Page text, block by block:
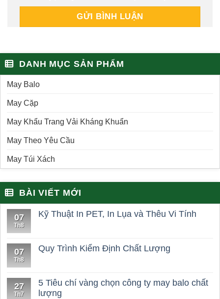
DANH MỤC SẢN PHẨM
May Balo
May Cặp
May Khẩu Trang Vải Kháng Khuẩn
May Theo Yêu Cầu
May Túi Xách
BÀI VIẾT MỚI
07
Th8
Kỹ Thuật In PET, In Lụa và Thêu Vi Tính
07
Th8
Quy Trình Kiểm Định Chất Lượng
27
Th7
5 Tiêu chí vàng chọn công ty may balo chất
lượng